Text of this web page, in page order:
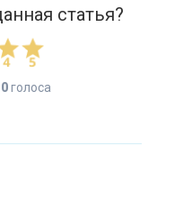
статья?
0голоса